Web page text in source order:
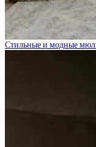
Стильные и модные